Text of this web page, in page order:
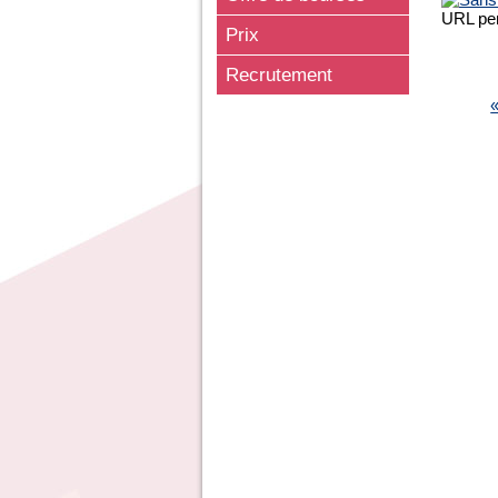
Prix
Recrutement
URL